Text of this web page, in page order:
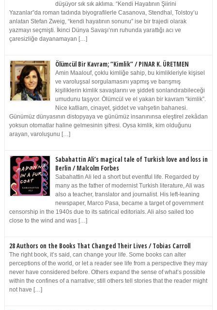
düşüyor sık sık aklıma. “Kendi Hayatının Şiirini
Yazanlar”da roman tadında biyografilerle Casanova, Stendhal, Tolstoy’u
anlatan Stefan Zweig, “kendi hayatının sonunu” ise bir trajedi olarak
yazmayı seçmişti. İkinci Dünya Savaşı’nın ruhunda yarattığı acı ve
çaresizliğe dayanamayan […]
Ölümcül Bir Kavram; “Kimlik” / PINAR K. ÜRETMEN
Amin Maalouf, çoklu kimliğe sahip, bu kimlikleriyle kişisel
ve varoluşsal sorgulamasını yapmış ve barışmış
kişiliklerin kimlik savaşlarını ve şiddeti sonlandırabileceği
umudunu taşıyor. Ölümcül ve el yakan bir kavram “kimlik”.
Nice katliam, cinayet, şiddet ve vahşetin bahanesi.
Günümüz dünyasının distopyaya ve günümüz insanınınsa eleştirel zekâdan
yoksun otomatlar haline gelmesinin şifresi. Oysa kimlik, kim olduğunu
arayan, varoluşunu […]
Sabahattin Ali’s magical tale of Turkish love and loss in
Berlin / Malcolm Forbes
Sabahattin Ali led a short but eventful life. Regarded by
many as the father of modernist Turkish literature, Ali was
also a teacher, translator and journalist. His left-leaning
newspaper, Marco Pasa, became a target of government
censorship in the 1940s due to its satirical editorials. Ali also sailed too
close to the wind and was […]
28 Authors on the Books That Changed Their Lives / Tobias Carroll
The right book, it’s said, can change your life. Some books can alter
perceptions of the world, or let a reader see life from a perspective they may
never have considered before. Others expand the sense of what’s possible
within the confines of a narrative; still others tell stories that the reader might
not have […]